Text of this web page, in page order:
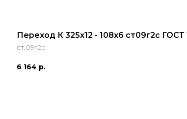
Переход К 325х12 - 108х6 ст09г2с ГОСТ
ст.09г2с
6 164 р.